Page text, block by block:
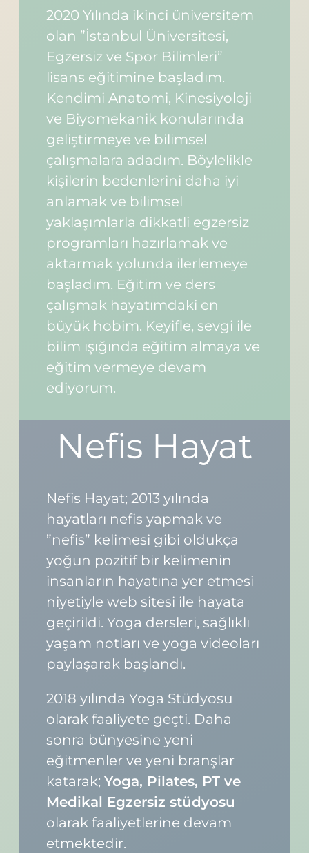
2020 Yılında ikinci üniversitem
olan ”İstanbul Üniversitesi,
Egzersiz ve Spor Bilimleri”
lisans eğitimine başladım.
Kendimi Anatomi, Kinesiyoloji
ve Biyomekanik konularında
geliştirmeye ve bilimsel
çalışmalara adadım. Böylelikle
kişilerin bedenlerini daha iyi
anlamak ve bilimsel
yaklaşımlarla dikkatli egzersiz
programları hazırlamak ve
aktarmak yolunda ilerlemeye
başladım. Eğitim ve ders
çalışmak hayatımdaki en
büyük hobim. Keyifle, sevgi ile
bilim ışığında eğitim almaya ve
eğitim vermeye devam
ediyorum.
Nefis Hayat
Nefis Hayat; 2013 yılında
hayatları nefis yapmak ve
”nefis” kelimesi gibi oldukça
yoğun pozitif bir kelimenin
insanların hayatına yer etmesi
niyetiyle web sitesi ile hayata
geçirildi. Yoga dersleri, sağlıklı
yaşam notları ve yoga videoları
paylaşarak başlandı.
2018 yılında Yoga Stüdyosu
olarak faaliyete geçti. Daha
sonra bünyesine yeni
eğitmenler ve yeni branşlar
katarak; Yoga, Pilates, PT ve
Medikal Egzersiz stüdyosu
olarak faaliyetlerine devam
etmektedir.